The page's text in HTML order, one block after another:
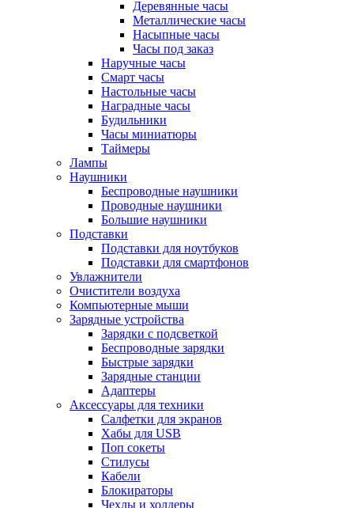
Деревянные часы
Металлические часы
Насыпные часы
Часы под заказ
Наручные часы
Смарт часы
Настольные часы
Наградные часы
Будильники
Часы миниатюры
Таймеры
Лампы
Наушники
Беспроводные наушники
Проводные наушники
Большие наушники
Подставки
Подставки для ноутбуков
Подставки для смартфонов
Увлажнители
Очистители воздуха
Компьютерные мыши
Зарядные устройства
Зарядки с подсветкой
Беспроводные зарядки
Быстрые зарядки
Зарядные станции
Адаптеры
Аксессуары для техники
Салфетки для экранов
Хабы для USB
Поп сокеты
Стилусы
Кабели
Блокираторы
Чехлы и холдеры